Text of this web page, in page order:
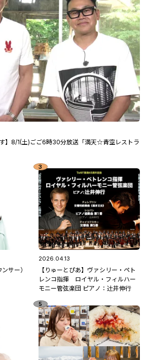
す】8/1(土)ごご6時30分放送「満天☆青空レストラ
サー）
2026.04.13
【りゅーとぴあ】ヴァシリー・ペト
レンコ指揮 ロイヤル・フィルハー
モニー管弦楽団 ピアノ：辻󠄀井伸行